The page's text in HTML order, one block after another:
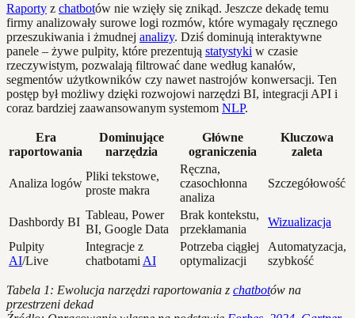
Raporty z chatbotów nie wzięły się znikąd. Jeszcze dekadę temu
firmy analizowały surowe logi rozmów, które wymagały ręcznego
przeszukiwania i żmudnej analizy. Dziś dominują interaktywne
panele – żywe pulpity, które prezentują statystyki w czasie
rzeczywistym, pozwalają filtrować dane według kanałów,
segmentów użytkowników czy nawet nastrojów konwersacji. Ten
postęp był możliwy dzięki rozwojowi narzędzi BI, integracji API i
coraz bardziej zaawansowanym systemom NLP.
Era
raportowania
Dominujące
narzędzia
Główne
ograniczenia
Kluczowa
zaleta
Analiza logów
Pliki tekstowe,
proste makra
Ręczna,
czasochłonna
analiza
Szczegółowość
Dashbordy BI
Tableau, Power
BI, Google Data
Brak kontekstu,
przekłamania
Wizualizacja
Pulpity
AI/Live
Integracje z
chatbotami AI
Potrzeba ciągłej
optymalizacji
Automatyzacja,
szybkość
Tabela 1: Ewolucja narzędzi raportowania z chatbotów na
przestrzeni dekad